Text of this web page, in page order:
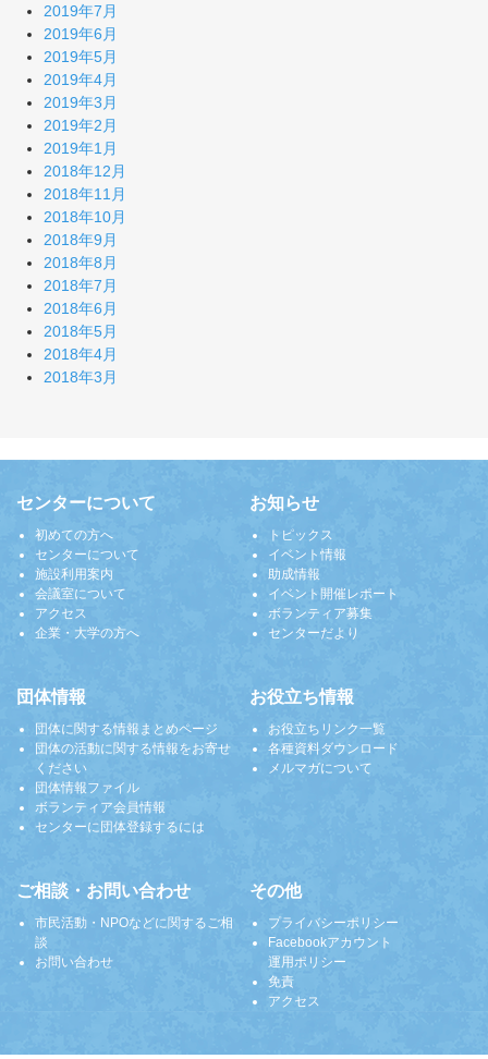
2019年7月
2019年6月
2019年5月
2019年4月
2019年3月
2019年2月
2019年1月
2018年12月
2018年11月
2018年10月
2018年9月
2018年8月
2018年7月
2018年6月
2018年5月
2018年4月
2018年3月
センターについて
初めての方へ
センターについて
施設利用案内
会議室について
アクセス
企業・大学の方へ
お知らせ
トピックス
イベント情報
助成情報
イベント開催レポート
ボランティア募集
センターだより
団体情報
団体に関する情報まとめページ
団体の活動に関する情報をお寄せ
ください
団体情報ファイル
ボランティア会員情報
センターに団体登録するには
お役立ち情報
お役立ちリンク一覧
各種資料ダウンロード
メルマガについて
ご相談・お問い合わせ
市民活動・NPOなどに関するご相
談
お問い合わせ
その他
プライバシーポリシー
Facebookアカウント
運用ポリシー
免責
アクセス